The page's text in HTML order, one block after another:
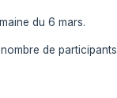
du 6 mars.
de